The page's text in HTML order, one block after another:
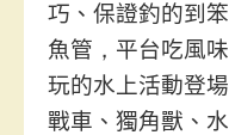
巧、保證釣的到笨
魚管 ， 平台吃風
玩的水上活動登場
戰車 、 獨角獸 、